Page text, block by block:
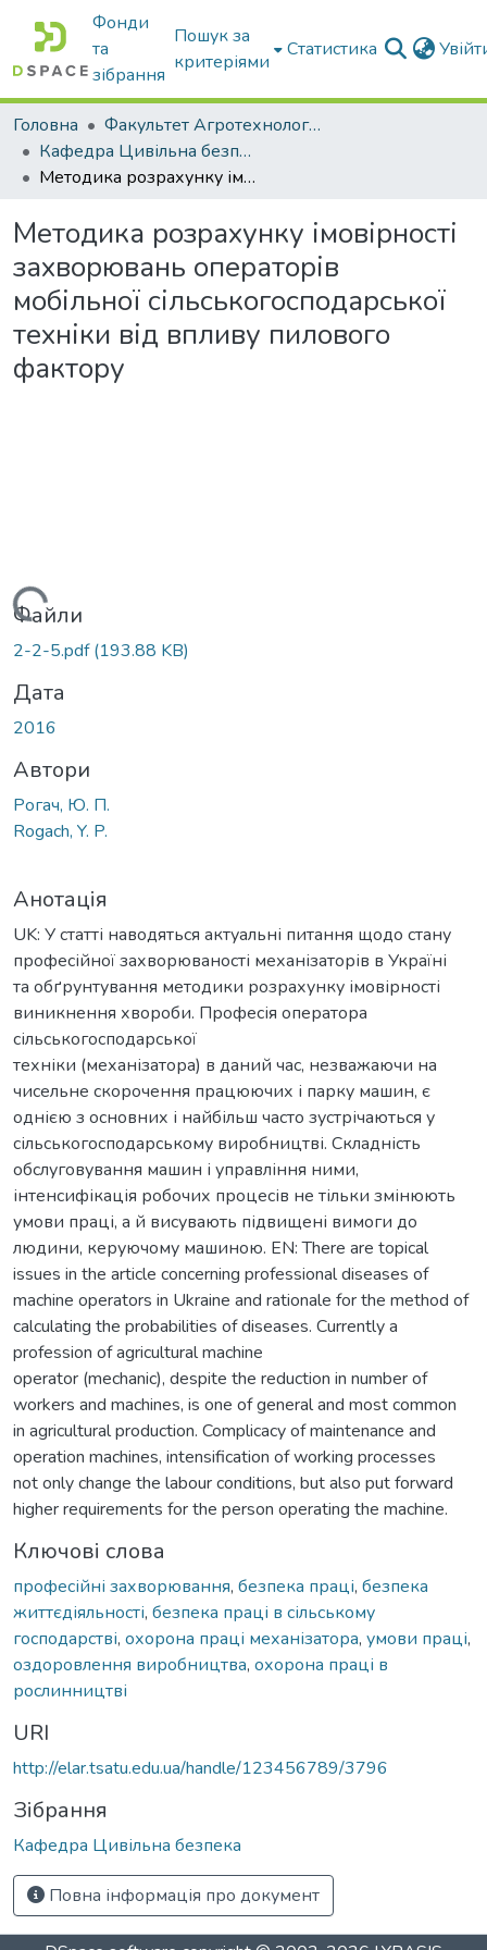
Фонди
та
зібрання
Пошук за
критеріями
Статистика
Головна
Факультет Агротехнологій та екології
Кафедра Цивільна безпека
Методика розрахунку імовірності захворювань операторів мобільної сільськогосподарської техніки від впливу пилового фактору
Методика розрахунку імовірності
захворювань операторів
мобільної сільськогосподарської
техніки від впливу пилового
фактору
Файли
2-2-5.pdf(193.88 KB)
Дата
2016
Автори
Рогач, Ю. П.
Rogach, Y. P.
Анотація
UK: У статті наводяться актуальні питання щодо стану
професійної захворюваності механізаторів в Україні
та обґрунтування методики розрахунку імовірності
виникнення хвороби. Професія оператора
сільськогосподарської
техніки (механізатора) в даний час, незважаючи на
чисельне скорочення працюючих і парку машин, є
однією з основних і найбільш часто зустрічаються у
сільськогосподарському виробництві. Складність
обслуговування машин і управління ними,
інтенсифікація робочих процесів не тільки змінюють
умови праці, а й висувають підвищені вимоги до
людини, керуючому машиною. EN: There are topical
issues in the article concerning professional diseases of
machine operators in Ukraine and rationale for the method of
calculating the probabilities of diseases. Currently a
profession of agricultural machine
operator (mechanic), despite the reduction in number of
workers and machines, is one of general and most common
in agricultural production. Complicacy of maintenance and
operation machines, intensification of working processes
not only change the labour conditions, but also put forward
higher requirements for the person operating the machine.
Ключові слова
професійні захворювання, безпека праці, безпека
життєдіяльності, безпека праці в сільському
господарстві, охорона праці механізатора, умови праці,
оздоровлення виробництва, охорона праці в
рослинництві
URI
http://elar.tsatu.edu.ua/handle/123456789/3796
Зібрання
Кафедра Цивільна безпека
Повна інформація про документ